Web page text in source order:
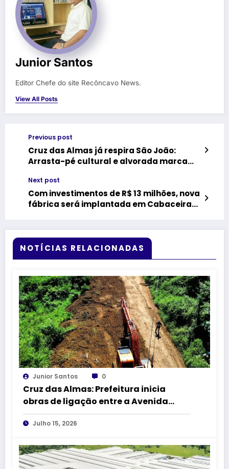
Junior Santos
Editor Chefe do site Recôncavo News.
View All Posts
Previous post
Cruz das Almas já respira São João:
Arrasta-pé cultural e alvorada marcam
Next post
Com investimentos de R$ 13 milhões, nova
fábrica será implantada em Cabaceira
NOTÍCIAS RELACIONADAS
Junior Santos 0
Cruz das Almas: Prefeitura inicia
obras de ligação entre a Avenida
Amado Queiroz e a BR-101
Julho 15, 2026